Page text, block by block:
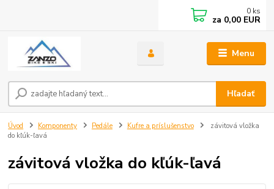
Menu
Hľadať
0 ks
za 0,00 EUR
Úvod Komponenty Pedále Kufre a príslušenstvo
závitová vložka
do kľúk-ľavá
závitová vložka do kľúk-ľavá